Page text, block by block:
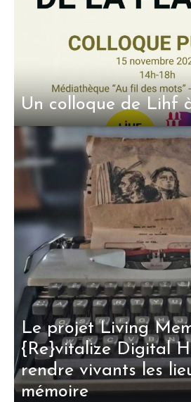
Un colloque de Lihf
Le projet Living
{Re}vitalize Digital
rendre vivants les
mémoire